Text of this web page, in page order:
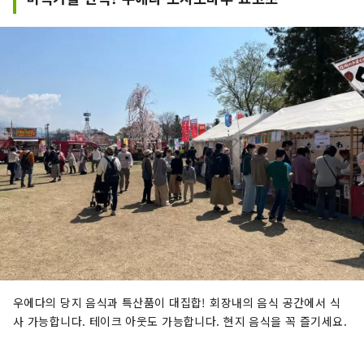
우에다의 당지 음식과 특산품이 대집합! 회장내의 음식 공간에서 식
사 가능합니다. 테이크 아웃도 가능합니다. 현지 음식을 꼭 즐기세요.